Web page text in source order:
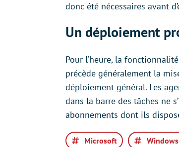
donc été nécessaires avant
Un déploiement
Pour l’heure, la
précède généralement la
déploiement général. Les
dans la barre des tâches ne
abonnements dont ils
Microsoft